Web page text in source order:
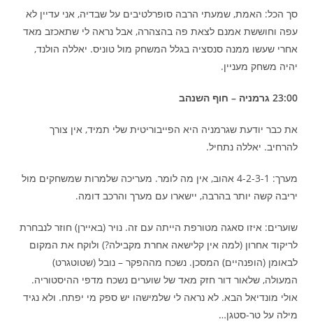
סך הכל: האמת, שמעתי הרבה סופרלטיבים על שבדיה, אני עדיין לא
עפה וחוששת אמנם לצאת פה בהצהרה, אבל נראה לי שתאכזב מאד
אחרי שעשו ממנה סנסציה בגלל המשחק מול טוניס. יאללה הולנד,
יהיה משחק מעניין.
23:00 גרמניה – חוף השנהב
את כבר יודעת שגרמניה היא הפייבוריטית שלי תמיד, אין צורך
להרחיב. יאללה נתחיל.
מערך: 4-2-3-1 אהוב, אין מה לומר. מעריכה שלמרות שמשחקים מול
יריבה קשה יותר בהרבה, יישארו עם מערך והרכב דומה.
שוערים: איזו סאגה מטורפת הייתה עם זה. נויר (באיירן) חוזר לנבחרת
לריקוד אחרון (למה אין קלישאה אחרת מקבילה?) ולוקח את המקום
לבאומן (הופנהיים) המסכן. נשכח מההפקר – נובל (שטוטגרט)
המעולה, שלאור דור חזק מאד של שוערים נשכח מדפי ההיסטוריה.
אולי מונדיאל הבא. לא נראה לי שלמישהו יש ספק מי יפתח. ולא נגיד
מילה על טר-סטגן…